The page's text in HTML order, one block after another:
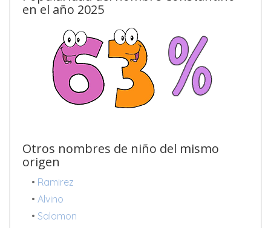
en el año 2025
Otros nombres de niño del mismo
origen
• Ramirez
• Alvino
• Salomon